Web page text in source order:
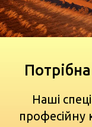
Наші
професійну